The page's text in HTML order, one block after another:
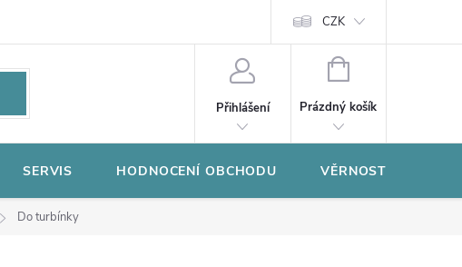
CZK
Přihlášení
NÁKUPNÍ
Prázdný košík
SERVIS HODNOCENÍ OBCHODU VĚRNOSTNÍ
Do turbínky